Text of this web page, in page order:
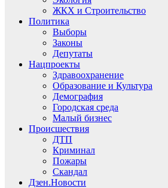
ЖКХ и Строительство
Политика
Выборы
Законы
Депутаты
Нацпроекты
Здравоохранение
Образование и Культура
Демография
Городская среда
Малый бизнес
Происшествия
ДТП
Криминал
Пожары
Скандал
Дзен.Новости